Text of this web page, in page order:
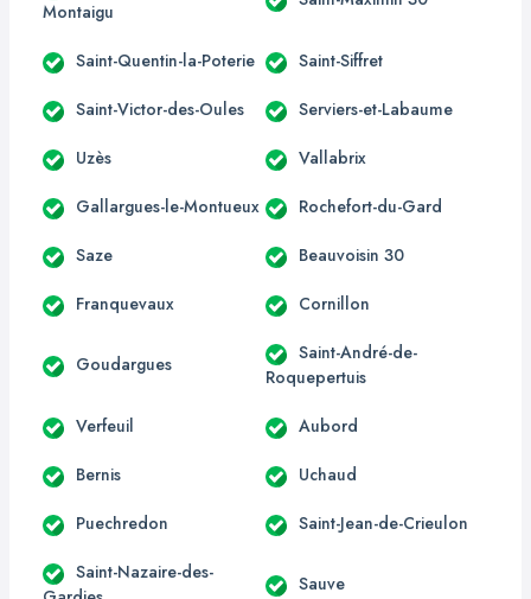
Montaigu
Saint-Quentin-la-Poterie Saint-Siffret
Saint-Victor-des-Oules Serviers-et-Labaume
Uzès Vallabrix
Gallargues-le-Montueux Rochefort-du-Gard
Saze Beauvoisin 30
Franquevaux Cornillon
Goudargues
Saint-André-de-
Roquepertuis
Verfeuil Aubord
Bernis Uchaud
Puechredon Saint-Jean-de-Crieulon
Saint-Nazaire-des-
Sauve